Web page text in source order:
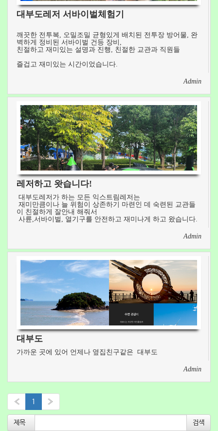
대부도레저 서바이벌체험기
깨끗한 전투복, 오밀조밀 균형있게 배치된 전투장 방어물, 완
벽하게 정비된 서바이벌 건등 장비,
친절하고 재미있는 설명과 진행, 친절한 교관과 직원들
즐겁고 재미있는 시간이었습니다.
Admin
레저하고 왓습니다!
대부도레저가 하는 모든 익스트림레저는
재미만큼이나 늘 위험이 상존하기 마련인 데 숙련된 교관들
이 친절하게 잘안내 해줘서
사륜,서바이벌, 열기구를 안전하고 재미나게 하고 왔습니다.
Admin
대부도
가까운 곳에 있어 언제나 옆집친구같은 대부도
Admin
« 1 »
제목